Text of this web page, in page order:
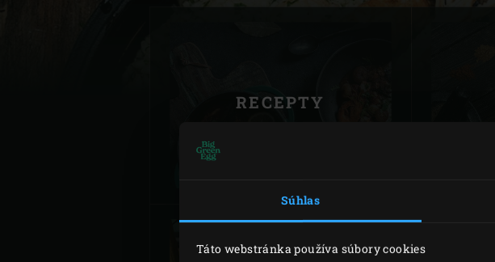
Súhlas
Táto webstránka používa súbory cookies
Finland | Suomi
Germany | Deutschland
Greece | Ελλάδα
RECEPTY